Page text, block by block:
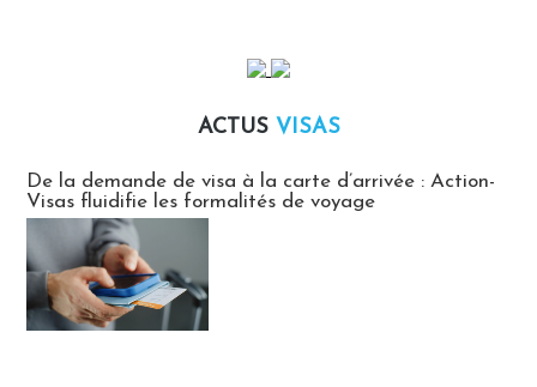
ACTUS VISAS
De la demande de visa à la carte d’arrivée : Action-
Visas fluidifie les formalités de voyage